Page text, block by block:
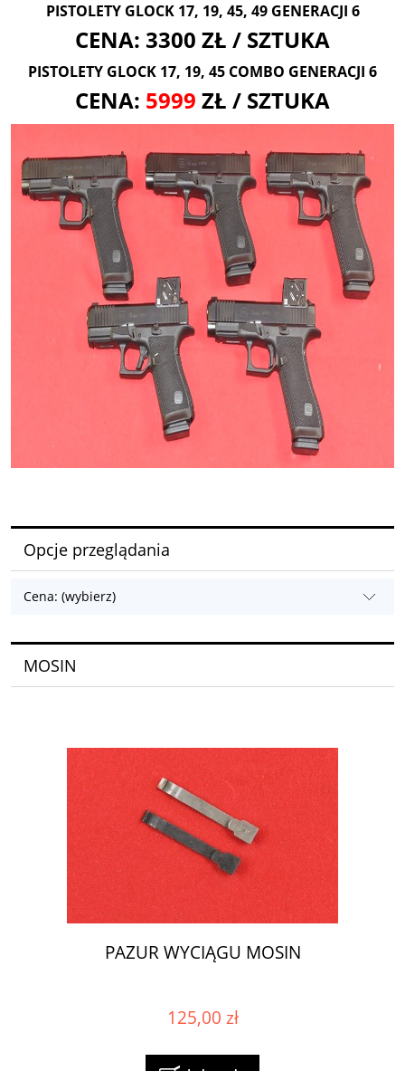
PISTOLETY GLOCK 17, 19, 45, 49 GENERACJI 6
CENA: 3300 ZŁ / SZTUKA
PISTOLETY GLOCK 17, 19, 45 COMBO GENERACJI 6
CENA: 5999 ZŁ / SZTUKA
Opcje przeglądania
Cena: (wybierz)
MOSIN
PAZUR WYCIĄGU MOSIN
125,00 zł